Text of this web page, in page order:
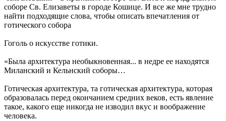
соборе Св. Елизаветы в городе Кошице. И все же мне трудно
найти подходящие слова, чтобы описать впечатления от
готического собора
Гоголь о искусстве готики.
«Была архитектура необыкновенная... в недре ее находятся
Миланский и Кельнский соборы…
Готическая архитектура, та готическая архитектура, которая
образовалась перед окончанием средних веков, есть явление
такое, какого еще никогда не изводил вкус и воображение
человека.